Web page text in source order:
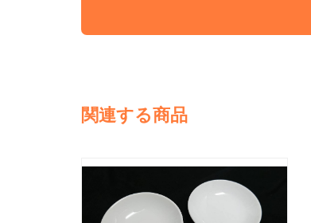
関連する商品